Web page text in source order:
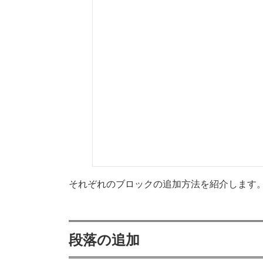
それぞれのブロックの追加方法を紹介します
段落の追加